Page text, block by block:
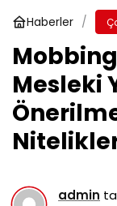
Haberler
Mesleki
admin